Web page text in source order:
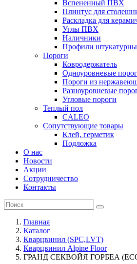
Вспененный ПВХ
Плинтус для
Раскладка для
Углы ПВХ
Наличники
Профили
Пороги
Ковродержатель
Одноуровневые
Пороги из
Разноуровневые
Угловые пороги
Теплый пол
CALEO
Сопутствующие товары
Клей, герметик
Подложка
О нас
Новости
Акции
Сотрудничество
Контакты
Главная
Каталог
Кварцвинил (SPC,LVT)
Кварцвинил Alpine Floor
ГРАНД СЕКВОЙЯ ГОРБЕА (ECO